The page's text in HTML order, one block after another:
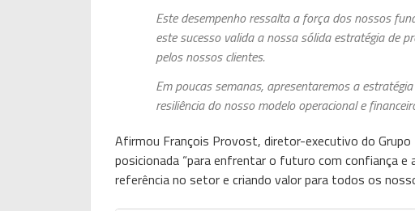
Este desempenho ressalta a força dos nossos
este sucesso valida a nossa sólida estratégia de
pelos nossos clientes.
Em poucas semanas, apresentaremos a
resiliência do nosso modelo operacional e
Afirmou François Provost, diretor-executivo do
posicionada “para enfrentar o futuro com confiança e
referência no setor e criando valor para todos os